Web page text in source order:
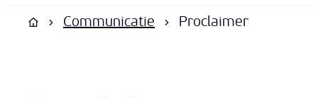
Startpagina
Communicatie Proclaimer